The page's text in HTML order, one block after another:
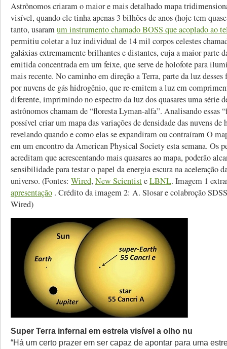
Astrônomos criaram o maior e mais detalhado mapa
visível, quando ele tinha apenas 3 bilhões de anos (hoje tem
tanto, usaramum instrumento chamado BOSS que acoplado ao
permitiu coletar a luz individual de 14 mil corpos celestes
galáxias extremamente brilhantes e distantes, cuja a maior parte
emitida concentrada em um feixe, que serve de holofote para
mais recente. No caminho em direção a Terra, parte da luz desses
por nuvens de gás hidrogênio, que re-emitem a luz em
diferente, imprimindo no espectro da luz dos quasares uma série
astrônomos chamam de “floresta Lyman-alfa”. Analisando essas
possível criar um mapa das variações de densidade das nuvens de
revelando quando e como elas se expandiram ou contraíram O
em um encontro da American Physical Society esta semana. Os
acreditam que acrescentando mais quasares ao mapa, poderão
sensibilidade para testar o papel da energia escura na aceleração
universo. (Fontes: Wired, New ScientisteLBNL. Imagem 1
apresentação . Crédito da imagem 2: A. Slosar e colabroção
Wired)
Super Terra infernal em estrela visível a olho nu
“Há um certo prazer em ser capaz de apontar para uma